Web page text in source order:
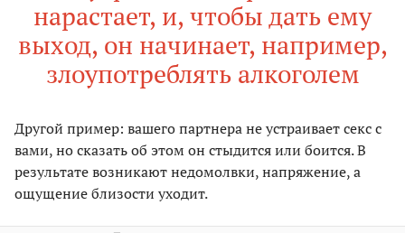
нарастает, и, чтобы дать ему
выход, он начинает, например,
злоупотреблять алкоголем
Другой пример: вашего партнера не устраивает секс с
вами, но сказать об этом он стыдится или боится. В
результате возникают недомолвки, напряжение, а
ощущение близости уходит.